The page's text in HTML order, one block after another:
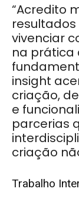
“Acredito
vivenciar
na prática
insight
criação,
e
parcerias
criação
Trabalho